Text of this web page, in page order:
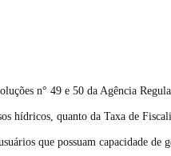
n° 49 e 50 da Agência
hídricos, quanto da Taxa de
que possuam capacidade